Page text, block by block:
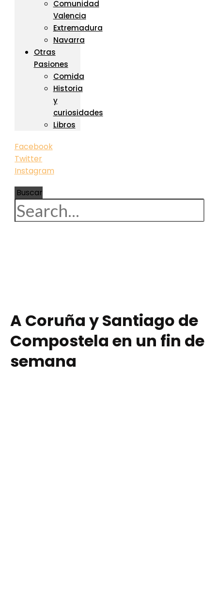
Comunidad
Valencia
Extremadura
Navarra
Otras
Pasiones
Comida
Historia
y
curiosidades
Libros
Facebook
Twitter
Instagram
Buscar
A Coruña y Santiago de
Compostela en un fin de
semana